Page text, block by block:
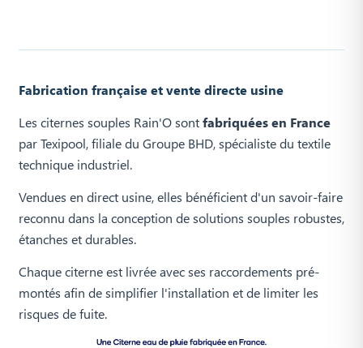
Fabrication française et vente directe usine
Les citernes souples Rain'O sontfabriquées en France
par Texipool, filiale du Groupe BHD, spécialiste du textile
technique industriel.
Vendues en direct usine, elles bénéficient d'un savoir-faire
reconnu dans la conception de solutions souples robustes,
étanches et durables.
Chaque citerne est livrée avec ses raccordements pré-
montés afin de simplifier l'installation et de limiter les
risques de fuite.